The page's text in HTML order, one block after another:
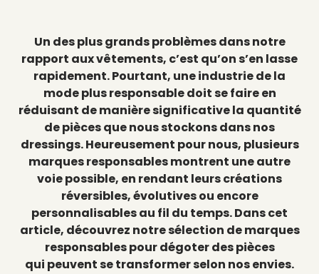
Un des plus grands problèmes dans notre
rapport aux vêtements, c’est qu’on s’en lasse
rapidement.Pourtant, une industrie de la
mode plus responsable doit se faire en
réduisant de manière significative la quantité
de pièces que nous stockons dans nos
dressings.Heureusement pour nous, plusieurs
marques responsables montrent une autre
voie possible, en rendant leurs créations
réversibles, évolutives ou encore
personnalisables au fil du temps.Dans cet
article, découvrez notre sélection de marques
responsables pour dégoter des pièces
qui peuvent se transformer selon nos envies.